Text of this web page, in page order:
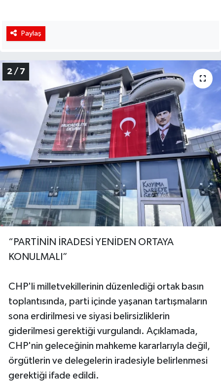
Paylaş
2 / 7
“PARTİNİN İRADESİ YENİDEN ORTAYA
KONULMALI”
CHP'li milletvekillerinin düzenlediği ortak basın
toplantısında, parti içinde yaşanan tartışmaların
sona erdirilmesi ve siyasi belirsizliklerin
giderilmesi gerektiği vurgulandı. Açıklamada,
CHP'nin geleceğinin mahkeme kararlarıyla değil,
örgütlerin ve delegelerin iradesiyle belirlenmesi
gerektiği ifade edildi.